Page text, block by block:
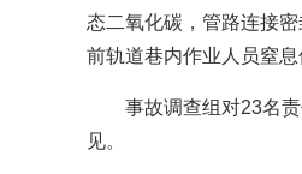
态二氧化碳，管路连接
前轨道巷内作业人员窒息
事故调查组对23名
见。